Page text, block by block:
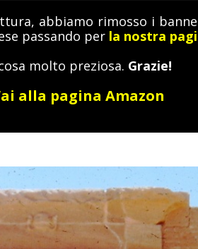
MediterraneoAntico
abbiamo rimosso i
passando per la nostra
molto preziosa. Grazie!
alla pagina Amazon